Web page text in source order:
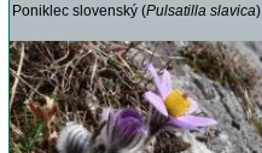
Poniklec slovenský (Pulsatilla slavica)